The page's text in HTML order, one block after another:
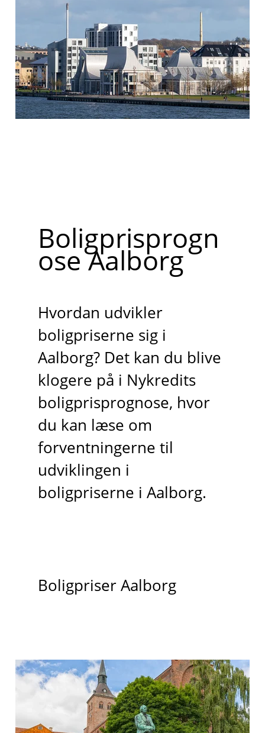
Boligprisprogn
ose Aalborg
Hvordan udvikler
boligpriserne sig i
Aalborg? Det kan du blive
klogere på i Nykredits
boligprisprognose, hvor
du kan læse om
forventningerne til
udviklingen i
boligpriserne i Aalborg.
Boligpriser Aalborg